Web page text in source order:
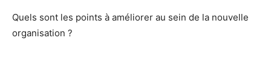
Quels sont les points à améliorer au sein de la nouvelle
organisation ?